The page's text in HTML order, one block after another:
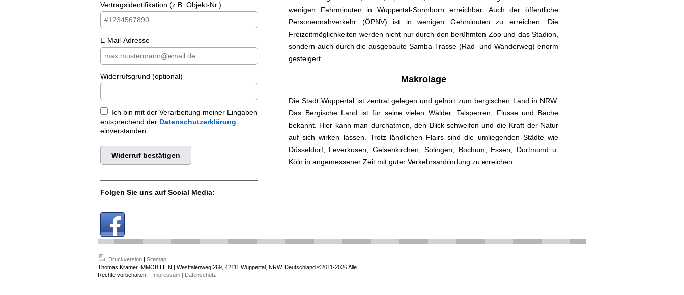
wenigen Fahrminuten in Wuppertal-Sonnborn erreichbar. Auch der öffentliche
Personennahverkehr (ÖPNV) ist in wenigen Gehminuten zu erreichen. Die
Freizeitmöglichkeiten werden nicht nur durch den berühmten Zoo und das Stadion,
sondern auch durch die ausgebaute Samba-Trasse (Rad- und Wanderweg) enorm
gesteigert.
Makrolage
Die Stadt Wuppertal ist zentral gelegen und gehört zum bergischen Land in NRW.
Das Bergische Land ist für seine vielen Wälder, Talsperren, Flüsse und Bäche
bekannt. Hier kann man durchatmen, den Blick schweifen und die Kraft der Natur
auf sich wirken lassen. Trotz ländlichen Flairs sind die umliegenden Städte wie
Düsseldorf, Leverkusen, Gelsenkirchen, Solingen, Bochum, Essen, Dortmund u.
Köln in angemessener Zeit mit guter Verkehrsanbindung zu erreichen.
Vertragsidentifikation (z.B. Objekt-Nr.)
E-Mail-Adresse
Widerrufsgrund (optional)
Ich bin mit der Verarbeitung meiner Eingaben
entsprechend der Datenschutzerklärung
einverstanden.
Widerruf bestätigen
Folgen Sie uns auf Social Media:
Druckversion | Sitemap
Thomas Kramer IMMOBILIEN | Westfalenweg 269, 42111 Wuppertal, NRW, Deutschland ©2011-2026 Alle
Rechte vorbehalten. | Impressum | Datenschutz